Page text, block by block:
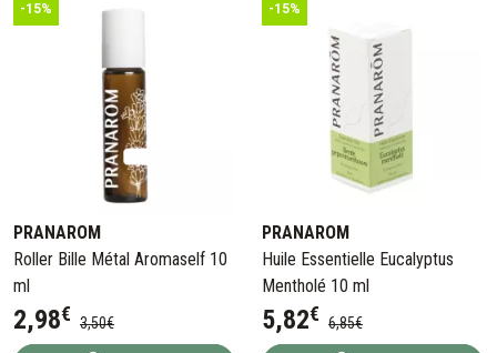
-15%
PRANAROM
Roller Bille Métal Aromaself 10
ml
2,98€ 3,50€
-15%
PRANAROM
Huile Essentielle Eucalyptus
Mentholé 10 ml
5,82€ 6,85€